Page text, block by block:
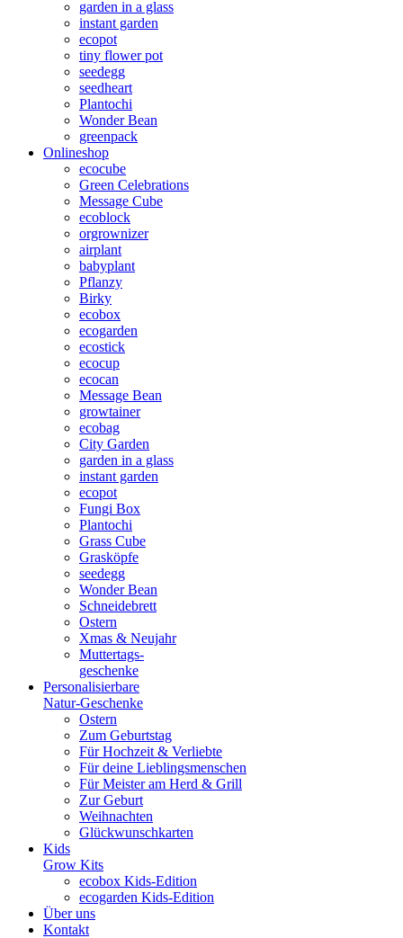
garden in a glass
instant garden
ecopot
tiny flower pot
seedegg
seedheart
Plantochi
Wonder Bean
greenpack
Onlineshop
ecocube
Green Celebrations
Message Cube
ecoblock
orgrownizer
airplant
babyplant
Pflanzy
Birky
ecobox
ecogarden
ecostick
ecocup
ecocan
Message Bean
growtainer
ecobag
City Garden
garden in a glass
instant garden
ecopot
Fungi Box
Plantochi
Grass Cube
Grasköpfe
seedegg
Wonder Bean
Schneidebrett
Ostern
Xmas & Neujahr
Muttertags-
geschenke
Personalisierbare
Natur-Geschenke
Ostern
Zum Geburtstag
Für Hochzeit & Verliebte
Für deine Lieblingsmenschen
Für Meister am Herd & Grill
Zur Geburt
Weihnachten
Glückwunschkarten
Kids
Grow Kits
ecobox Kids-Edition
ecogarden Kids-Edition
Über uns
Kontakt